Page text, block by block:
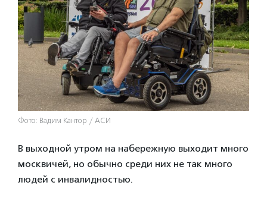
Фото: Вадим Кантор / АСИ
В выходной утром на набережную выходит много
москвичей, но обычно среди них не так много
людей с инвалидностью.